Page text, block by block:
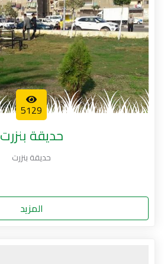
5129
حديقة بنزرت
حديقة بنزرت
المزيد